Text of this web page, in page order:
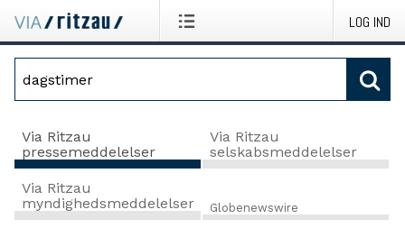
LOG IND
Via Ritzau
pressemeddelelser
Via Ritzau
selskabsmeddelelser
Via Ritzau
myndighedsmeddelelser
Globenewswire